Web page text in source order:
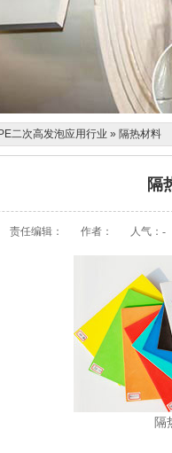
PE二次高发泡应用行业 » 隔热材料
隔
责任编辑： 作者： 人气： -
隔